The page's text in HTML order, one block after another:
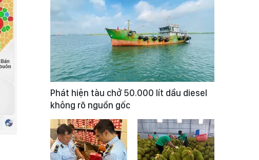
Phát hiện tàu chở 50.000 lít dầu diesel
không rõ nguồn gốc